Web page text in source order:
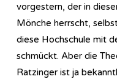
vorgestern, der in
Mönche herrscht,
diese Hochschule mit
schmückt. Aber die
Ratzinger ist ja